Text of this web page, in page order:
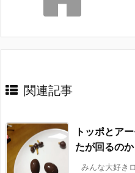
関連記事
トッポとア
たが回るの
みんな大好き